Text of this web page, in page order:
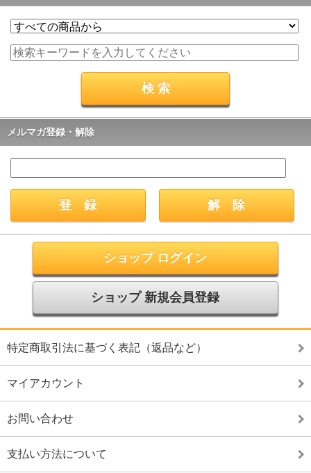
メルマガ登録・解除
ショップ ログイン
ショップ 新規会員登録
特定商取引法に基づく表記（返品など）
マイアカウント
お問い合わせ
支払い方法について